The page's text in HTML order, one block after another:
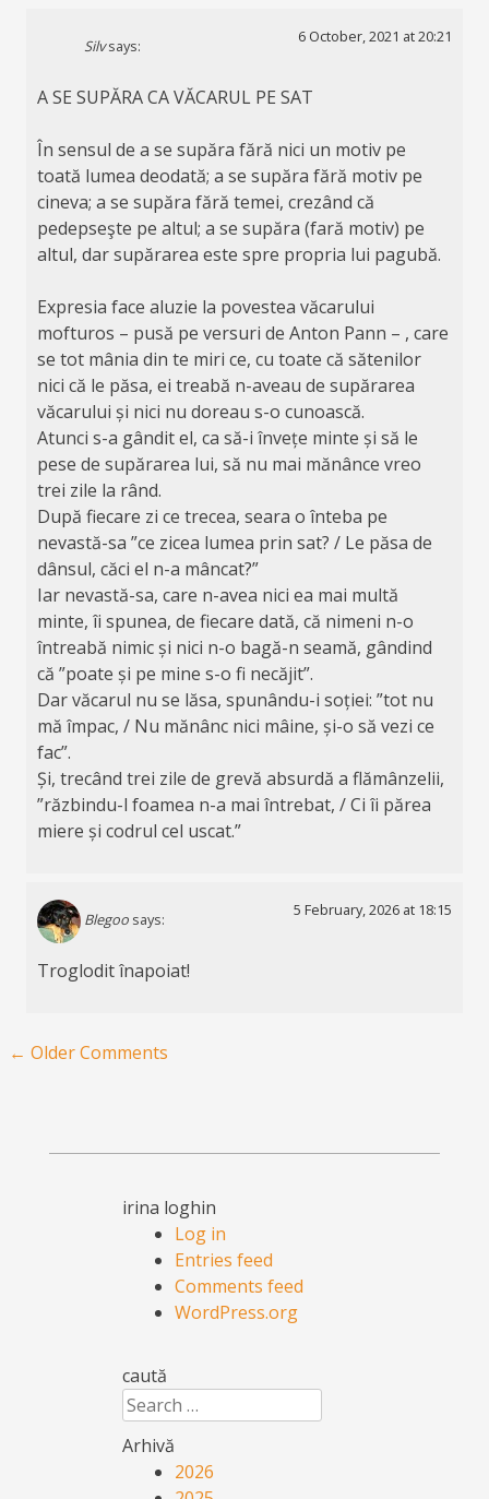
Silv says:
6 October, 2021 at 20:21
A SE SUPĂRA CA VĂCARUL PE SAT
În sensul de a se supăra fără nici un motiv pe
toată lumea deodată; a se supăra fără motiv pe
cineva; a se supăra fără temei, crezând că
pedepseşte pe altul; a se supăra (fară motiv) pe
altul, dar supărarea este spre propria lui pagubă.
Expresia face aluzie la povestea văcarului
mofturos – pusă pe versuri de Anton Pann – , care
se tot mânia din te miri ce, cu toate că sătenilor
nici că le păsa, ei treabă n-aveau de supărarea
văcarului și nici nu doreau s-o cunoască.
Atunci s-a gândit el, ca să-i învețe minte și să le
pese de supărarea lui, să nu mai mănânce vreo
trei zile la rând.
După fiecare zi ce trecea, seara o înteba pe
nevastă-sa ”ce zicea lumea prin sat? / Le păsa de
dânsul, căci el n-a mâncat?”
Iar nevastă-sa, care n-avea nici ea mai multă
minte, îi spunea, de fiecare dată, că nimeni n-o
întreabă nimic și nici n-o bagă-n seamă, gândind
că ”poate și pe mine s-o fi necăjit”.
Dar văcarul nu se lăsa, spunându-i soției: ”tot nu
mă împac, / Nu mănânc nici mâine, și-o să vezi ce
fac”.
Și, trecând trei zile de grevă absurdă a flămânzelii,
”răzbindu-l foamea n-a mai întrebat, / Ci îi părea
miere și codrul cel uscat.”
Blegoo says:
5 February, 2026 at 18:15
Troglodit înapoiat!
Comment navigation
← Older Comments
irina loghin
Log in
Entries feed
Comments feed
WordPress.org
caută
Search
Arhivă
2026